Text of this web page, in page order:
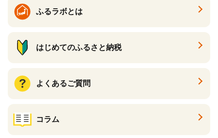
ふるラボとは
はじめてのふるさと納税
よくあるご質問
コラム